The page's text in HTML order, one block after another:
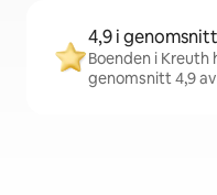
4,9 i
Boenden i
genomsnitt 4,9 av